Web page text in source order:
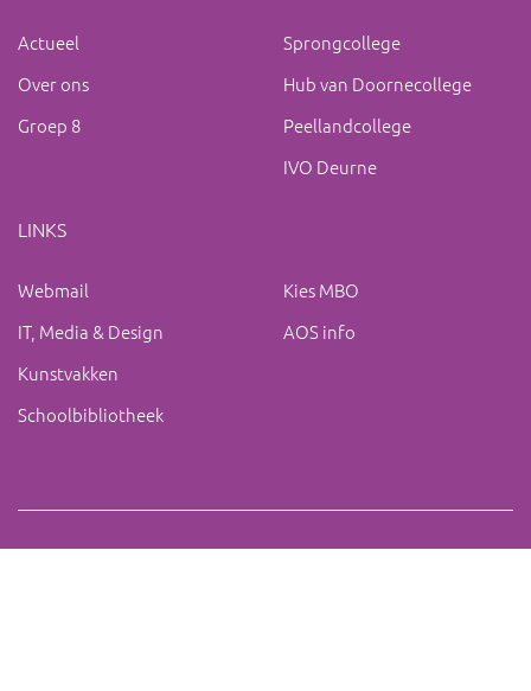
Actueel
Over ons
Groep 8
Sprongcollege
Hub van Doornecollege
Peellandcollege
IVO Deurne
LINKS
Webmail
IT, Media & Design
Kunstvakken
Schoolbibliotheek
Kies MBO
AOS info